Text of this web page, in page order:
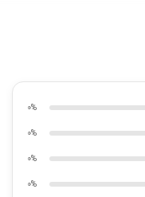
0%
0%
0%
0%